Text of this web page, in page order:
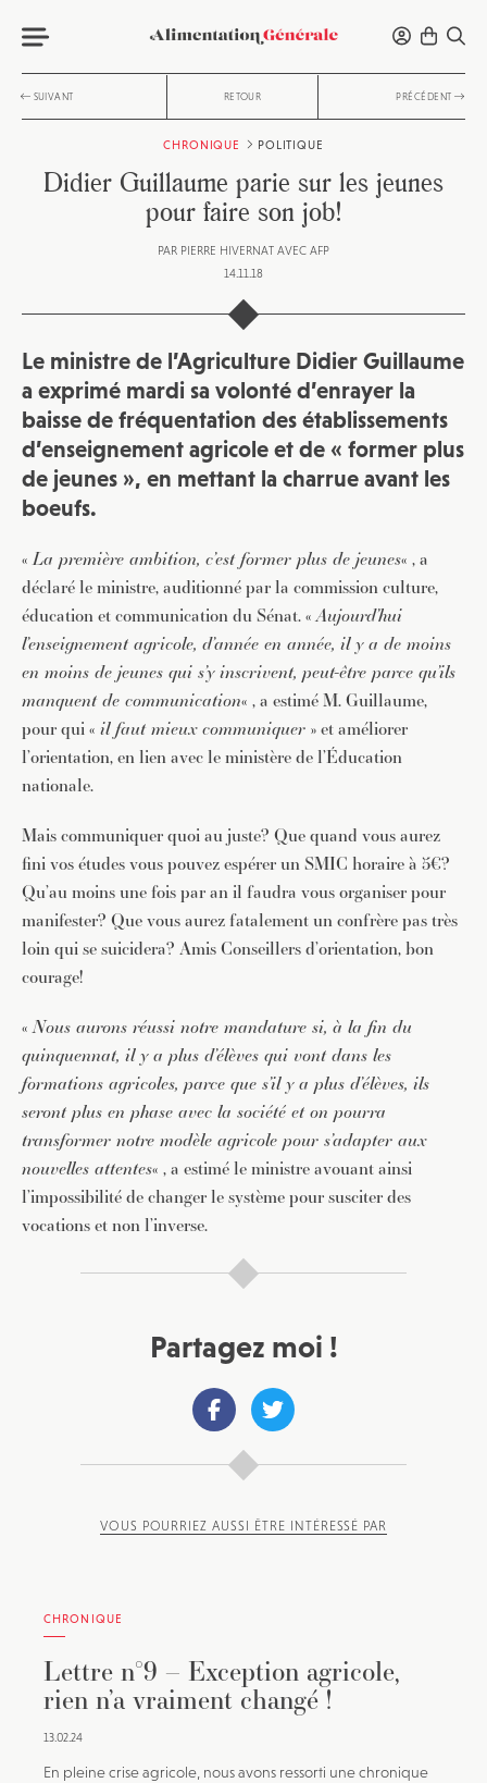
SUIVANT RETOUR PRÉCÉDENT
CHRONIQUE POLITIQUE
Didier Guillaume parie sur les jeunes
pour faire son job!
PAR PIERRE HIVERNAT AVEC AFP
14.11.18
Le ministre de l’Agriculture Didier Guillaume
a exprimé mardi sa volonté d’enrayer la
baisse de fréquentation des établissements
d’enseignement agricole et de « former plus
de jeunes », en mettant la charrue avant les
boeufs.
«La première ambition, c’est former plus de jeunes« , a
déclaré le ministre, auditionné par la commission culture,
éducation et communication du Sénat. «Aujourd’hui
l’enseignement agricole, d’année en année, il y a de moins
en moins de jeunes qui s’y inscrivent, peut-être parce qu’ils
manquent de communication« , a estimé M. Guillaume,
pour qui « il faut mieux communiquer » et améliorer
l’orientation, en lien avec le ministère de l’Éducation
nationale.
Mais communiquer quoi au juste? Que quand vous aurez
fini vos études vous pouvez espérer un SMIC horaire à 5€?
Qu’au moins une fois par an il faudra vous organiser pour
manifester? Que vous aurez fatalement un confrère pas très
loin qui se suicidera? Amis Conseillers d’orientation, bon
courage!
«Nous aurons réussi notre mandature si, à la fin du
quinquennat, il y a plus d’élèves qui vont dans les
formations agricoles, parce que s’il y a plus d’élèves, ils
seront plus en phase avec la société et on pourra
transformer notre modèle agricole pour s’adapter aux
nouvelles attentes« , a estimé le ministre avouant ainsi
l’impossibilité de changer le système pour susciter des
vocations et non l’inverse.
Partagez moi !
VOUS POURRIEZ AUSSI ÊTRE INTÉRESSÉ PAR
CHRONIQUE
Lettre n°9 – Exception agricole,
rien n’a vraiment changé !
13.02.24
En pleine crise agricole, nous avons ressorti une chronique